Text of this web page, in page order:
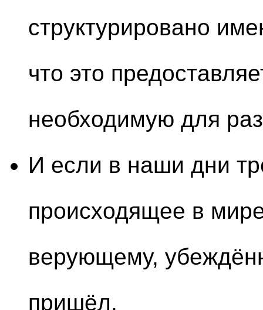
структурировано
что это
необходимую для
И если в наши дни
происходящее в
верующему,
пришёл.